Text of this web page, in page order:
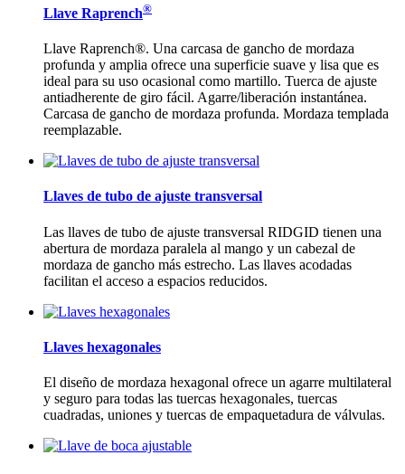
Llave Raprench®
Llave Raprench®. Una carcasa de gancho de mordaza
profunda y amplia ofrece una superficie suave y lisa que es
ideal para su uso ocasional como martillo. Tuerca de ajuste
antiadherente de giro fácil. Agarre/liberación instantánea.
Carcasa de gancho de mordaza profunda. Mordaza templada
reemplazable.
Llaves de tubo de ajuste transversal
Las llaves de tubo de ajuste transversal RIDGID tienen una
abertura de mordaza paralela al mango y un cabezal de
mordaza de gancho más estrecho. Las llaves acodadas
facilitan el acceso a espacios reducidos.
Llaves hexagonales
El diseño de mordaza hexagonal ofrece un agarre multilateral
y seguro para todas las tuercas hexagonales, tuercas
cuadradas, uniones y tuercas de empaquetadura de válvulas.